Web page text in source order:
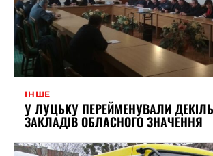
ІНШЕ
У ЛУЦЬКУ ПЕРЕЙМЕНУВАЛИ
ЗАКЛАДІВ ОБЛАСНОГО ЗНАЧЕННЯ